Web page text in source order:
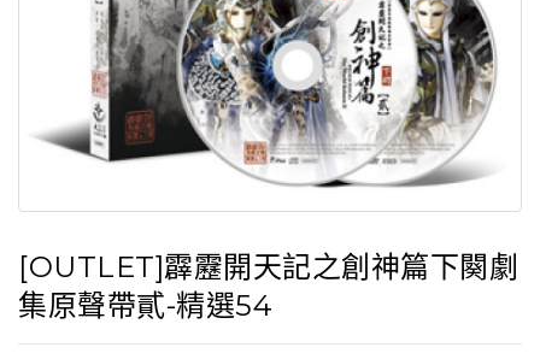
[OUTLET]霹靂開天記之創神篇下闋劇
集原聲帶貳-精選54